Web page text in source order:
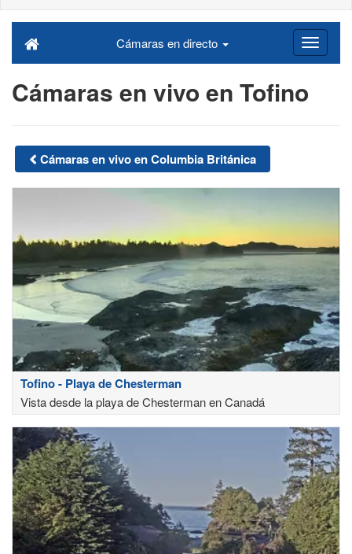
Cámaras en directo
Cámaras en vivo en Tofino
Cámaras en vivo en Columbia Británica
Tofino - Playa de Chesterman
Vista desde la playa de Chesterman en Canadá